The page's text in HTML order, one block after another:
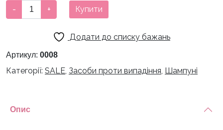
Відновлюючий
шампунь
Meo
Vitalizing
500
- + Купити
Додати до списку бажань
Артикул: 0008
Категорії: SALE, Засоби проти випадіння, Шампуні
Опис